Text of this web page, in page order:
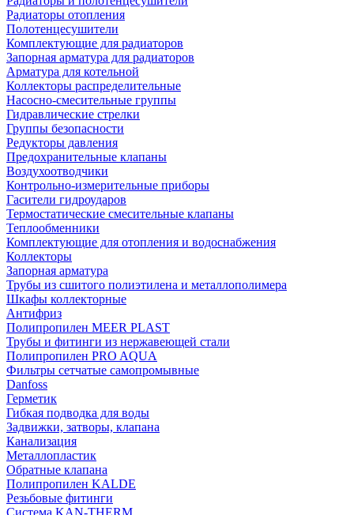
Радиаторы отопления
Полотенцесушители
Комплектующие для радиаторов
Запорная арматура для радиаторов
Арматура для котельной
Коллекторы распределительные
Насосно-смесительные группы
Гидравлические стрелки
Группы безопасности
Редукторы давления
Предохранительные клапаны
Воздухоотводчики
Контрольно-измерительные приборы
Гасители гидроударов
Термостатические смесительные клапаны
Теплообменники
Комплектующие для отопления и водоснабжения
Коллекторы
Запорная арматура
Трубы из сшитого полиэтилена и металлополимера
Шкафы коллекторные
Антифриз
Полипропилен MEER PLAST
Трубы и фитинги из нержавеющей стали
Полипропилен PRO AQUA
Фильтры сетчатые самопромывные
Danfoss
Герметик
Гибкая подводка для воды
Задвижки, затворы, клапана
Канализация
Металлопластик
Обратные клапана
Полипропилен KALDE
Резьбовые фитинги
Система KAN-THERM